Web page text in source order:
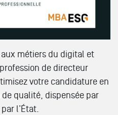
métiers du digital et
de directeur
votre candidature en
qualité, dispensée par
l’État.